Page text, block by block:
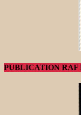
PUBLICATION RAF